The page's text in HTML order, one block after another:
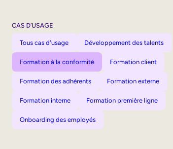
CAS D’USAGE
Tous cas d'usage Développement des talents
Formation à la conformité Formation client
Formation des adhérents Formation externe
Formation interne Formation première ligne
Onboarding des employés